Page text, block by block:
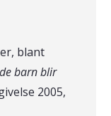
blant
barn blir
2005,